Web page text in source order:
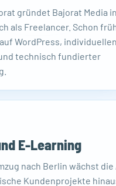
gründet Bajorat Media
als Freelancer. Schon
WordPress, individuellen
technisch fundierter
E-Learning
nach Berlin wächst
Kundenprojekte